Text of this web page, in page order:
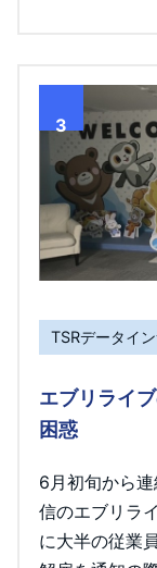
3
TSRデータイ
エブリライ
困惑
6月初旬から
信のエブリラ
に大半の従業